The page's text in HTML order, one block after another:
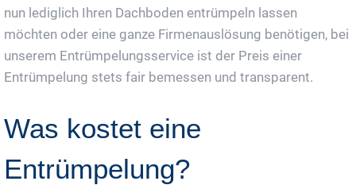
nun lediglich Ihren Dachboden entrümpeln lassen
möchten oder eine ganze Firmenauslösung benötigen, bei
unserem Entrümpelungsservice ist der Preis einer
Entrümpelung stets fair bemessen und transparent.
Was kostet eine
Entrümpelung?